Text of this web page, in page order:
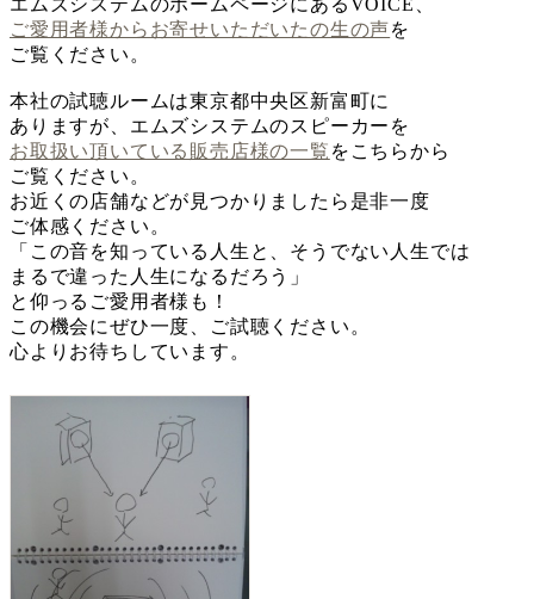
ご愛用者様からお寄せいただいたの生の声を
ご覧ください。
本社の試聴ルームは東京都中央区新富町に
ありますが、エムズシステムのスピーカーを
お取扱い頂いている販売店様の一覧 をこちらから
ご覧ください。
お近くの店舗などが見つかりましたら是非一度
ご体感ください。
「この音を知っている人生と、そうでない人生では
まるで違った人生になるだろう」
と仰っるご愛用者様も！
この機会にぜひ一度、ご試聴ください。
心よりお待ちしています。